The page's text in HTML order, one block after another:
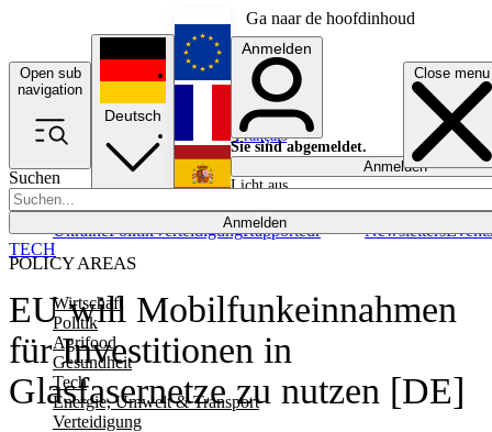
Ga naar de hoofdinhoud
Open sub
navigation
Close menu
Suchen
Anmelden
POLICY AREAS
Wirtschaft
Politik
Agrifood
Gesundheit
Tech
Energie, Umwelt & Transport
Verteidigung
UkrainePolitikVerteidigungRapporteur NewslettersEvents
Deutsch
English
Français
Anmelden
Sie sind abgemeldet.
Anmelden
Licht aus
EU will Mobilfunkeinnahmen
für Investitionen in
Glasfasernetze zu nutzen [DE]
TECH